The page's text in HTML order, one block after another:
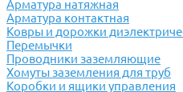
Арматура натяжная
Арматура контактная
Ковры и дорожки
Перемычки
Проводники заземляющие
Хомуты заземления для труб
Коробки и ящики управления